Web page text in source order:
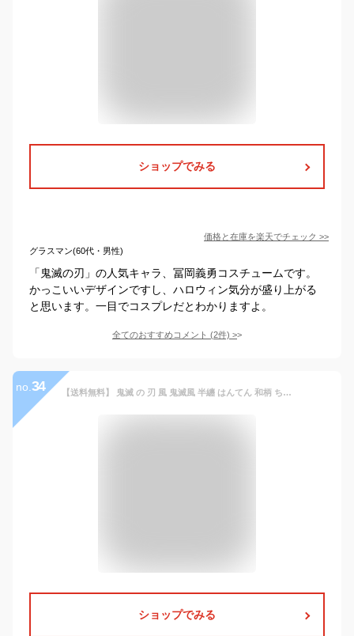
ショップでみる
価格と在庫を楽天でチェック >>
グラスマン(60代・男性)
「鬼滅の刃」の人気キャラ、冨岡義勇コスチュームです。
かっこいいデザインですし、ハロウィン気分が盛り上がる
と思います。一目でコスプレだとわかりますよ。
全てのおすすめコメント (2件) >
no. 34 【送料無料】 鬼滅 の 刃 風 鬼滅風 半纏 はんてん 和柄 ちゃんちゃんこ メンズ 大きいサイズ どてら 褞袍 暖かい ハロウィン もこもこ 裏ボア 受験 男性 男女兼用 アニメ 漫画 キャラクター コスプレ パジャマ ルームウェア ハロウィン 仮装 衣装 大人 竈門 炭治郎 我妻善逸
ショップでみる